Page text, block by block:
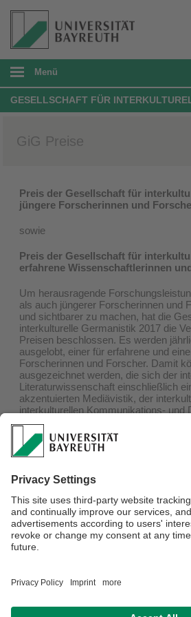
Menü
GESELLSCHAFT FÜR
GiG Preise
Preis der Gesellschaft für
jüngere Forscherinnen und
sowie
Preis der Gesellschaft für
erfahrene Wissenschaftlerinnen
Um herausragende
als auch jüngerer Forscherinnen und
und sichtbarer zu machen, hat die
interkulturelle Germanistik 2017 die
Preisen beschlossen. Es werden
ausgelobt, einer für erfahrene und
Forscherinnen und Forscher. Damit
ausgezeichnet werden, die sich der
Literaturwissenschaft einschließlich
akzentuierten Mediävistik, der
interkulturellen Kommunikations- und
Deutsch-als-Fremdsprache-
Schnittstellen von interkultureller
Translationswissenschaft widmen.
Forscherinnen und Forscher ist mit
Alle Informationen finden Sie in der